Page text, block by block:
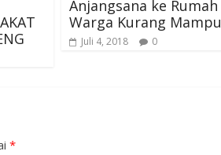
Anjangsana ke Rumah
Warga Kurang Mampu
Juli 4, 2018 0
*